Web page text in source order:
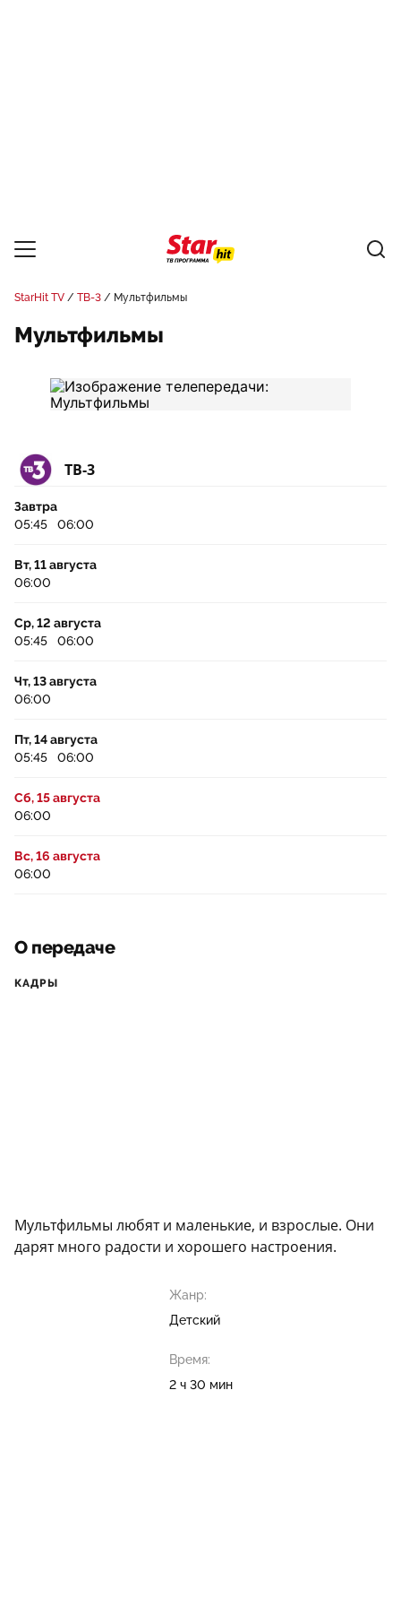
StarHit TV ТВ-3 Мультфильмы
Мультфильмы
ТВ-3
Завтра
05:45
06:00
Вт, 11 августа
06:00
Ср, 12 августа
05:45
06:00
Чт, 13 августа
06:00
Пт, 14 августа
05:45
06:00
Сб, 15 августа
06:00
Вс, 16 августа
06:00
О передаче
КАДРЫ
Мультфильмы любят и маленькие, и взрослые. Они
дарят много радости и хорошего настроения.
Жанр:
Детский
Время:
2 ч 30 мин